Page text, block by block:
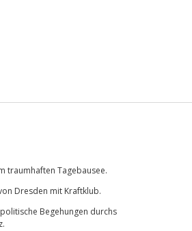
traumhaften Tagebausee.
Dresden mit Kraftklub.
Begehungen durchs